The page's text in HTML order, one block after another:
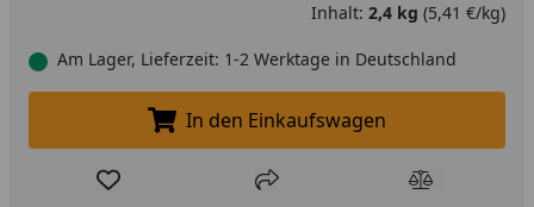
Inhalt: 2,4 kg (5,41 €/kg)
Am Lager, Lieferzeit: 1-2 Werktage in Deutschland
In den Einkaufswagen legen
In den Einkaufswagen
Produkt zur Wunschliste hinzufügen
Teilen Produkt